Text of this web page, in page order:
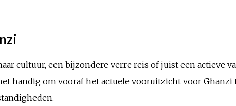
cultuur, een bijzondere verre reis of juist een actieve
handig om vooraf het actuele vooruitzicht voor